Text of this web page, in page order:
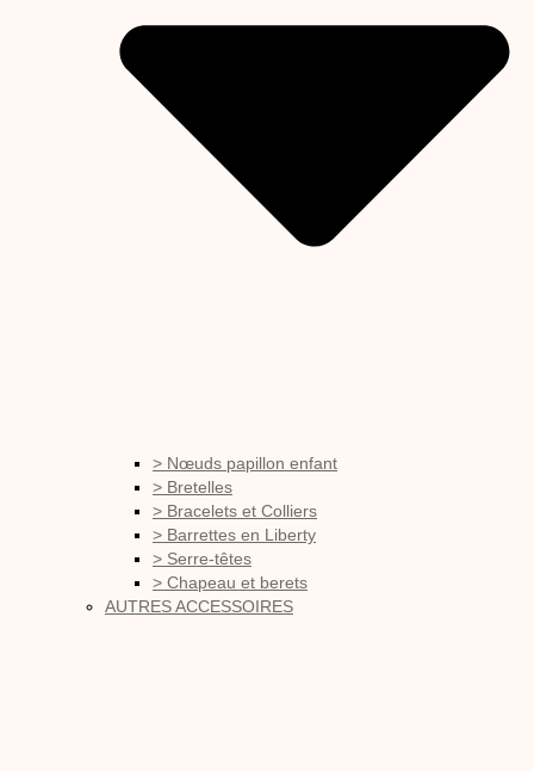
> Nœuds papillon enfant
> Bretelles
> Bracelets et Colliers
> Barrettes en Liberty
> Serre-têtes
> Chapeau et berets
AUTRES ACCESSOIRES